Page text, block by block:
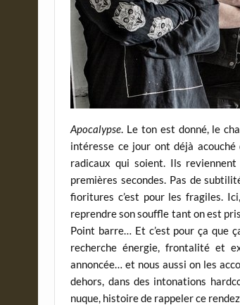
Apocalypse. Le ton est donné, le
intéresse ce jour ont déjà acouché
radicaux qui soient. Ils
premières secondes. Pas de
fioritures c’est pour les fragiles.
reprendre son souffle tant on est
Point barre… Et c’est pour ça que
recherche énergie, frontalité et
annoncée… et nous aussi on les
dehors, dans des intonations
nuque, histoire de rappeler ce